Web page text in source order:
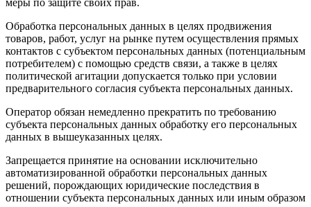
меры по защите своих прав.
Обработка персональных данных в целях продвижения
товаров, работ, услуг на рынке путем осуществления прямых
контактов с субъектом персональных данных (потенциальным
потребителем) с помощью средств связи, а также в целях
политической агитации допускается только при условии
предварительного согласия субъекта персональных данных.
Оператор обязан немедленно прекратить по требованию
субъекта персональных данных обработку его персональных
данных в вышеуказанных целях.
Запрещается принятие на основании исключительно
автоматизированной обработки персональных данных
решений, порождающих юридические последствия в
отношении субъекта персональных данных или иным образом